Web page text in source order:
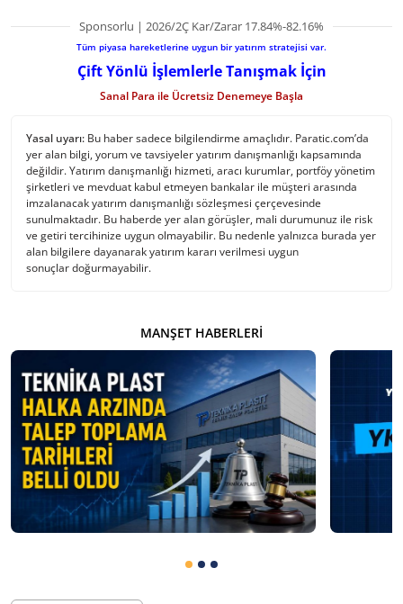
Sponsorlu | 2026/2Ç Kar/Zarar 17.84%-82.16%
Tüm piyasa hareketlerine uygun bir yatırım stratejisi var.
Çift Yönlü İşlemlerle Tanışmak İçin
Sanal Para ile Ücretsiz Denemeye Başla
Yasal uyarı: Bu haber sadece bilgilendirme amaçlıdır. Paratic.com’da
yer alan bilgi, yorum ve tavsiyeler yatırım danışmanlığı kapsamında
değildir. Yatırım danışmanlığı hizmeti, aracı kurumlar, portföy yönetim
şirketleri ve mevduat kabul etmeyen bankalar ile müşteri arasında
imzalanacak yatırım danışmanlığı sözleşmesi çerçevesinde
sunulmaktadır. Bu haberde yer alan görüşler, mali durumunuz ile risk
ve getiri tercihinize uygun olmayabilir. Bu nedenle yalnızca burada yer
alan bilgilere dayanarak yatırım kararı verilmesi uygun
sonuçlar doğurmayabilir.
MANŞET HABERLERI